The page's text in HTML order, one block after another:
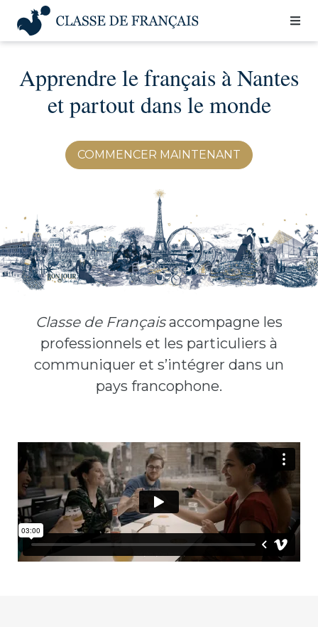
contenu
Apprendre le français à Nantes
et partout dans le monde
COMMENCER MAINTENANT
Classe de Françaisaccompagne les
professionnels et les particuliers à
communiquer et s’intégrer dans un
pays francophone.